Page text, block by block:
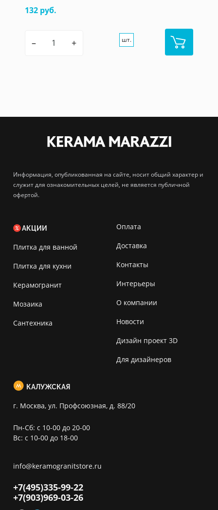
132 руб.
– + шт.
Информация, опубликованная на сайте, носит общий характер и
служит для ознакомительных целей, не является публичной
офертой.
АКЦИИ
Плитка для ванной
Плитка для кухни
Керамогранит
Мозаика
Сантехника
Оплата
Доставка
Контакты
Интерьеры
О компании
Новости
Дизайн проект 3D
Для дизайнеров
КАЛУЖСКАЯ
г. Москва, ул. Профсоюзная, д. 88/20
Пн-Сб: с 10-00 до 20-00
Вс: с 10-00 до 18-00
info@keramogranitstore.ru
+7(495)335-99-22
+7(903)969-03-26